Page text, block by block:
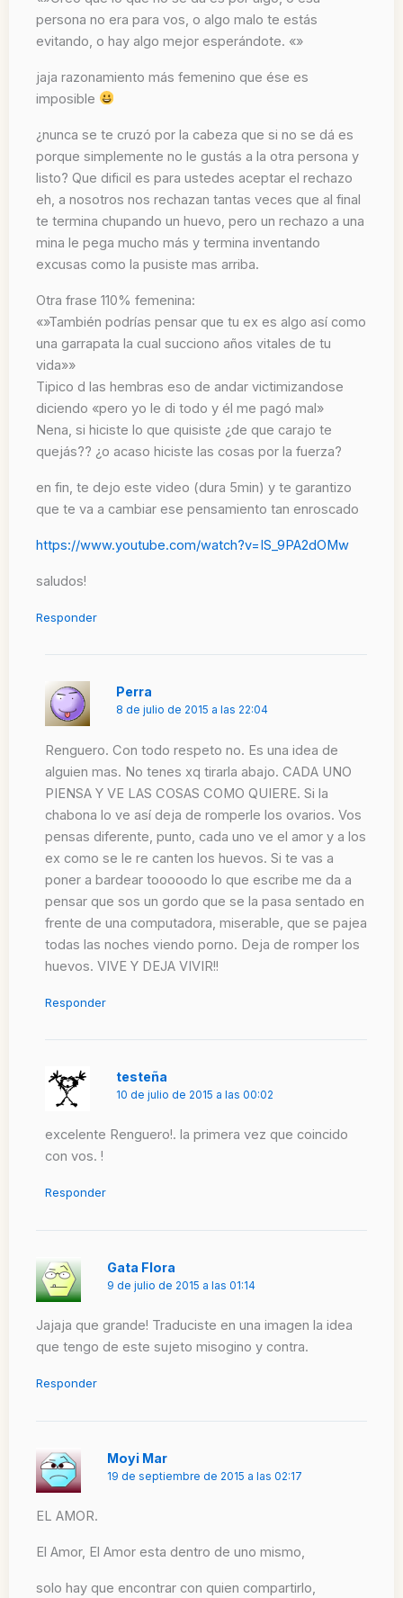
persona no era para vos, o algo malo te estás
evitando, o hay algo mejor esperándote. «»
jaja razonamiento más femenino que ése es
imposible
¿nunca se te cruzó por la cabeza que si no se dá es
porque simplemente no le gustás a la otra persona y
listo? Que dificil es para ustedes aceptar el rechazo
eh, a nosotros nos rechazan tantas veces que al final
te termina chupando un huevo, pero un rechazo a una
mina le pega mucho más y termina inventando
excusas como la pusiste mas arriba.
Otra frase 110% femenina:
«»También podrías pensar que tu ex es algo así como
una garrapata la cual succiono años vitales de tu
vida»»
Tipico d las hembras eso de andar victimizandose
diciendo «pero yo le di todo y él me pagó mal»
Nena, si hiciste lo que quisiste ¿de que carajo te
quejás?? ¿o acaso hiciste las cosas por la fuerza?
en fin, te dejo este video (dura 5min) y te garantizo
que te va a cambiar ese pensamiento tan enroscado
https://www.youtube.com/watch?v=IS_9PA2dOMw
saludos!
Responder
Perra
8 de julio de 2015 a las 22:04
Renguero. Con todo respeto no. Es una idea de
alguien mas. No tenes xq tirarla abajo. CADA UNO
PIENSA Y VE LAS COSAS COMO QUIERE. Si la
chabona lo ve así deja de romperle los ovarios. Vos
pensas diferente, punto, cada uno ve el amor y a los
ex como se le re canten los huevos. Si te vas a
poner a bardear tooooodo lo que escribe me da a
pensar que sos un gordo que se la pasa sentado en
frente de una computadora, miserable, que se pajea
todas las noches viendo porno. Deja de romper los
huevos. VIVE Y DEJA VIVIR!!
Responder
testeña
10 de julio de 2015 a las 00:02
excelente Renguero!. la primera vez que coincido
con vos. !
Responder
Gata Flora
9 de julio de 2015 a las 01:14
Jajaja que grande! Traduciste en una imagen la idea
que tengo de este sujeto misogino y contra.
Responder
Moyi Mar
19 de septiembre de 2015 a las 02:17
EL AMOR.
El Amor, El Amor esta dentro de uno mismo,
solo hay que encontrar con quien compartirlo,